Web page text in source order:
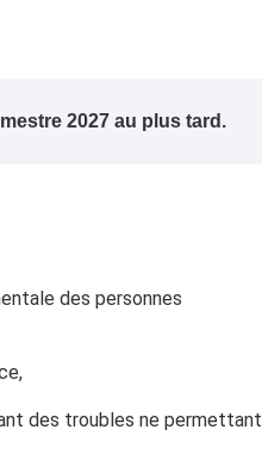
2027 au plus tard.
des personnes
des troubles ne permettant